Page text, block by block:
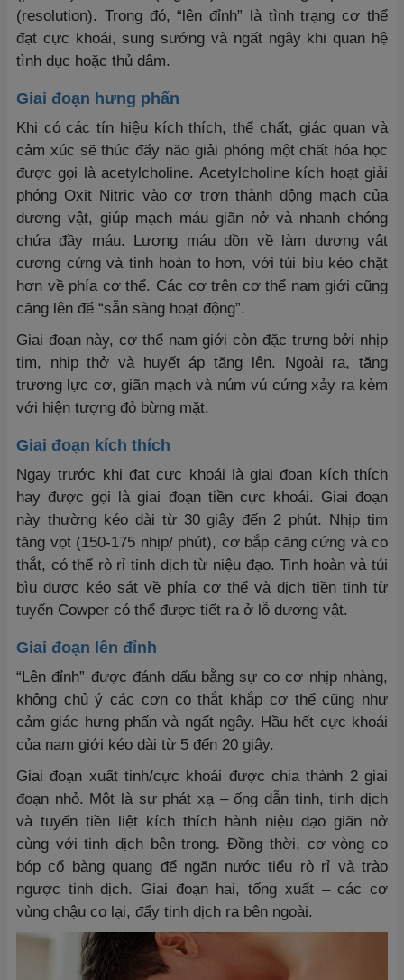
(resolution). Trong đó, “lên đỉnh” là tình trạng cơ thể
đạt cực khoái, sung sướng và ngất ngây khi quan hệ
tình dục hoặc thủ dâm.
Giai đoạn hưng phấn
Khi có các tín hiệu kích thích, thể chất, giác quan và
cảm xúc sẽ thúc đẩy não giải phóng một chất hóa học
được gọi là acetylcholine. Acetylcholine kích hoạt giải
phóng Oxit Nitric vào cơ trơn thành động mạch của
dương vật, giúp mạch máu giãn nở và nhanh chóng
chứa đầy máu. Lượng máu dồn về làm dương vật
cương cứng và tinh hoàn to hơn, với túi bìu kéo chặt
hơn về phía cơ thể. Các cơ trên cơ thể nam giới cũng
căng lên để “sẵn sàng hoạt động”.
Giai đoạn này, cơ thể nam giới còn đặc trưng bởi nhịp
tim, nhịp thở và huyết áp tăng lên. Ngoài ra, tăng
trương lực cơ, giãn mạch và núm vú cứng xảy ra kèm
với hiện tượng đỏ bừng mặt.
Giai đoạn kích thích
Ngay trước khi đạt cực khoái là giai đoạn kích thích
hay được gọi là giai đoạn tiền cực khoái. Giai đoạn
này thường kéo dài từ 30 giây đến 2 phút. Nhịp tim
tăng vọt (150-175 nhịp/ phút), cơ bắp căng cứng và co
thắt, có thể rò rỉ tinh dịch từ niệu đạo. Tinh hoàn và túi
bìu được kéo sát về phía cơ thể và dịch tiền tinh từ
tuyến Cowper có thể được tiết ra ở lỗ dương vật.
Giai đoạn lên đỉnh
“Lên đỉnh” được đánh dấu bằng sự co cơ nhịp nhàng,
không chủ ý các cơn co thắt khắp cơ thể cũng như
cảm giác hưng phấn và ngất ngây. Hầu hết cực khoái
của nam giới kéo dài từ 5 đến 20 giây.
Giai đoạn xuất tinh/cực khoái được chia thành 2 giai
đoạn nhỏ. Một là sự phát xạ – ống dẫn tinh, tinh dịch
và tuyến tiền liệt kích thích hành niệu đạo giãn nở
cùng với tinh dịch bên trong. Đồng thời, cơ vòng co
bóp cổ bàng quang để ngăn nước tiểu rò rỉ và trào
ngược tinh dịch. Giai đoạn hai, tống xuất – các cơ
vùng chậu co lại, đẩy tinh dịch ra bên ngoài.